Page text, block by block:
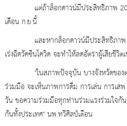
แต่ถ้าล็อกดาวน์มีประสิทธิภาพ
เดือน ก.ย.นี้
และหากล็อกดาวน์มีประสิทธิภาพ
เร่งฉีดวัคซีนโควิด จะทำให้ลดอัตราผู้เสียชีวิ
"ในสภาพปัจจุบัน บางจังหวัดของต่า
ร่วมมือ จะเห็นภาพการดื่ม การเล่น การเส
วัน ขอความร่วมมือทุกท่านร่วมแรงร่วมใจกั
กันทั้งประเทศ" นพ.ทวีศิลป์เตือน